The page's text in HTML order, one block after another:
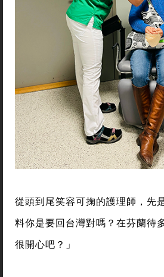
從頭到尾笑容可掬的護理師，先
料你是要回台灣對嗎？在芬蘭待
很開心吧？」